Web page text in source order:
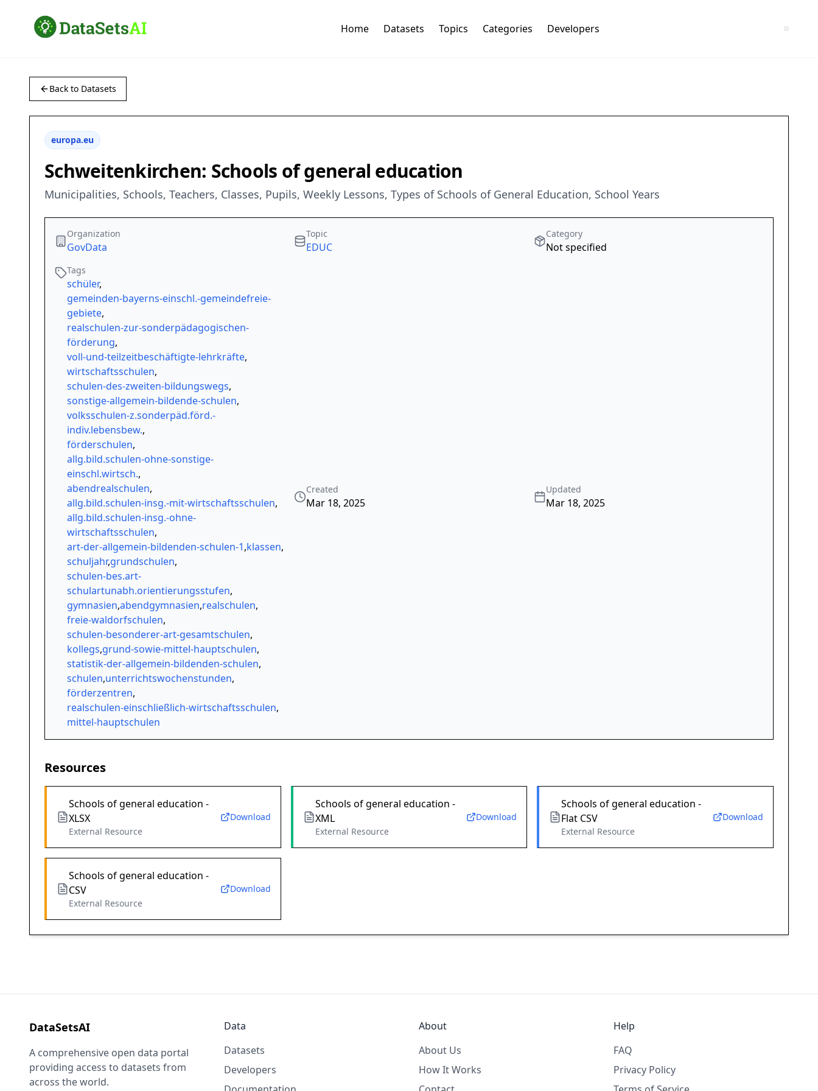
Home Datasets Topics Categories Developers
Back to Datasets
europa.eu
Schweitenkirchen: Schools of general education
Municipalities, Schools, Teachers, Classes, Pupils, Weekly Lessons, Types of Schools of General Education, School Years
Organization
GovData
Topic
EDUC
Category
Not specified
Tags
schüler,
gemeinden-bayerns-einschl.-gemeindefreie-
gebiete,
realschulen-zur-sonderpädagogischen-
förderung,
voll-und-teilzeitbeschäftigte-lehrkräfte,
wirtschaftsschulen,
schulen-des-zweiten-bildungswegs,
sonstige-allgemein-bildende-schulen,
volksschulen-z.sonderpäd.förd.-
indiv.lebensbew.,
förderschulen,
allg.bild.schulen-ohne-sonstige-
einschl.wirtsch.,
abendrealschulen,
allg.bild.schulen-insg.-mit-wirtschaftsschulen,
allg.bild.schulen-insg.-ohne-
wirtschaftsschulen,
art-der-allgemein-bildenden-schulen-1,klassen,
schuljahr,grundschulen,
schulen-bes.art-
schulartunabh.orientierungsstufen,
gymnasien,abendgymnasien,realschulen,
freie-waldorfschulen,
schulen-besonderer-art-gesamtschulen,
kollegs,grund-sowie-mittel-hauptschulen,
statistik-der-allgemein-bildenden-schulen,
schulen,unterrichtswochenstunden,
förderzentren,
realschulen-einschließlich-wirtschaftsschulen,
mittel-hauptschulen
Created
Mar 18, 2025
Updated
Mar 18, 2025
Resources
Schools of general education -
XLSX
External Resource
Download
Schools of general education -
XML
External Resource
Download
Schools of general education -
Flat CSV
External Resource
Download
Schools of general education -
CSV
External Resource
Download
DataSetsAI
A comprehensive open data portal
providing access to datasets from
across the world.
Data
Datasets
Developers
About
About Us
How It Works
Help
FAQ
Privacy Policy